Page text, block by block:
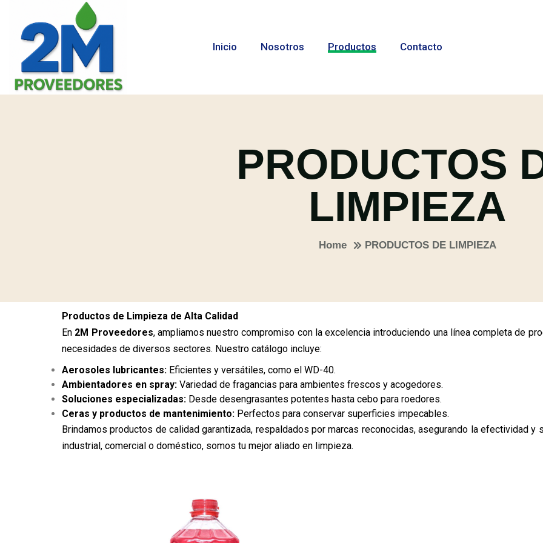
Inicio Nosotros Productos Contacto
PRODUCTOS
LIMPIEZA
Home PRODUCTOS DE LIMPIEZA
Productos de Limpieza de Alta Calidad
En 2M Proveedores, ampliamos nuestro compromiso con la excelencia introduciendo una línea completa de
necesidades de diversos sectores. Nuestro catálogo incluye:
Aerosoles lubricantes: Eficientes y versátiles, como el WD-40.
Ambientadores en spray: Variedad de fragancias para ambientes frescos y acogedores.
Soluciones especializadas: Desde desengrasantes potentes hasta cebo para roedores.
Ceras y productos de mantenimiento: Perfectos para conservar superficies impecables.
Brindamos productos de calidad garantizada, respaldados por marcas reconocidas, asegurando la efectividad
industrial, comercial o doméstico, somos tu mejor aliado en limpieza.